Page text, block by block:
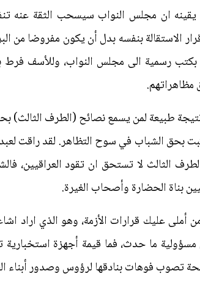
ان مجلس النواب سيسحب الثقة عنه
الاستقالة بنفسه بدل أن يكون مفروضا من
رسمية الى مجلس النواب، وللأسف فرط
مظاهراتهم.
نتيجة طبيعة لمن يسمع نصائح (الطرف الثالث)
بحق الشباب في سوح التظاهر. لقد راقت
الثالث لا تستحق ان تقود العراقيين،
بناة الحضارة وأصحاب الغيرة.
أملى عليك قرارات الأزمة، وهو الذي اراد
مسؤولية ما حدث، فما قيمة أجهزة
تصوب فوهات بنادقها لرؤوس وصدور أبناء